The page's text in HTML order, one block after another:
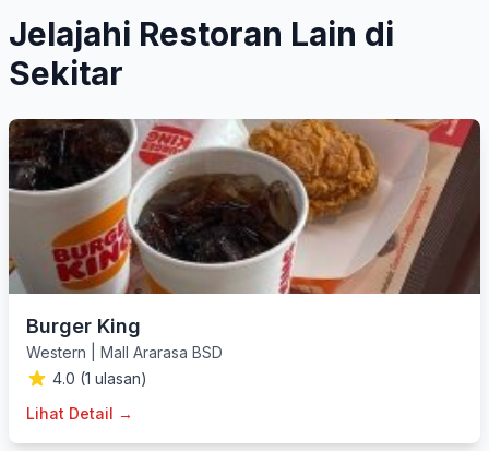
Jelajahi Restoran Lain di
Sekitar
Burger King
Western
Mall Ararasa BSD
4.0 (1 ulasan)
Lihat Detail →